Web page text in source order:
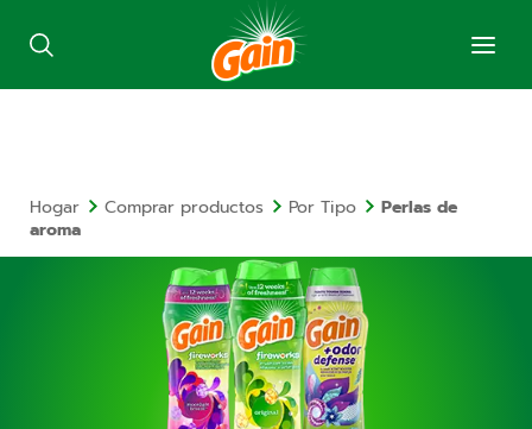
Hogar Comprar productos Por Tipo
Perlas de
aroma